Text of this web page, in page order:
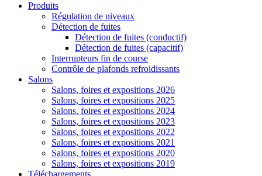
Produits
Régulation de niveaux
Détection de fuites
Détection de fuites (conductif)
Détection de fuites (capacitif)
Interrupteurs fin de course
Contrôle de plafonds refroidissants
Salons
Salons, foires et expositions 2026
Salons, foires et expositions 2025
Salons, foires et expositions 2024
Salons, foires et expositions 2023
Salons, foires et expositions 2022
Salons, foires et expositions 2021
Salons, foires et expositions 2020
Salons, foires et expositions 2019
Téléchargements